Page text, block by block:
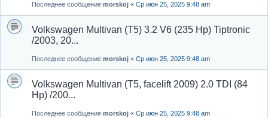
Последнее сообщение morskoj « Ср июн 25, 2025 9:48 am
Volkswagen Multivan (T5) 3.2 V6 (235 Hp) Tiptronic
/2003, 20...
Последнее сообщение morskoj « Ср июн 25, 2025 9:48 am
Volkswagen Multivan (T5, facelift 2009) 2.0 TDI (84
Hp) /200...
Последнее сообщение morskoj « Ср июн 25, 2025 9:48 am